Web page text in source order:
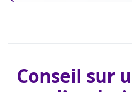
Conseil sur